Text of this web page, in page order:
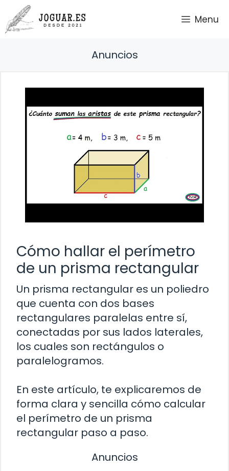
Saltar
al
contenido
Menu
Anuncios
Cómo hallar el perímetro
de un prisma rectangular
Un prisma rectangular es un poliedro
que cuenta con dos bases
rectangulares paralelas entre sí,
conectadas por sus lados laterales,
los cuales son rectángulos o
paralelogramos.
En este artículo, te explicaremos de
forma clara y sencilla cómo calcular
el perímetro de un prisma
rectangular paso a paso.
Anuncios